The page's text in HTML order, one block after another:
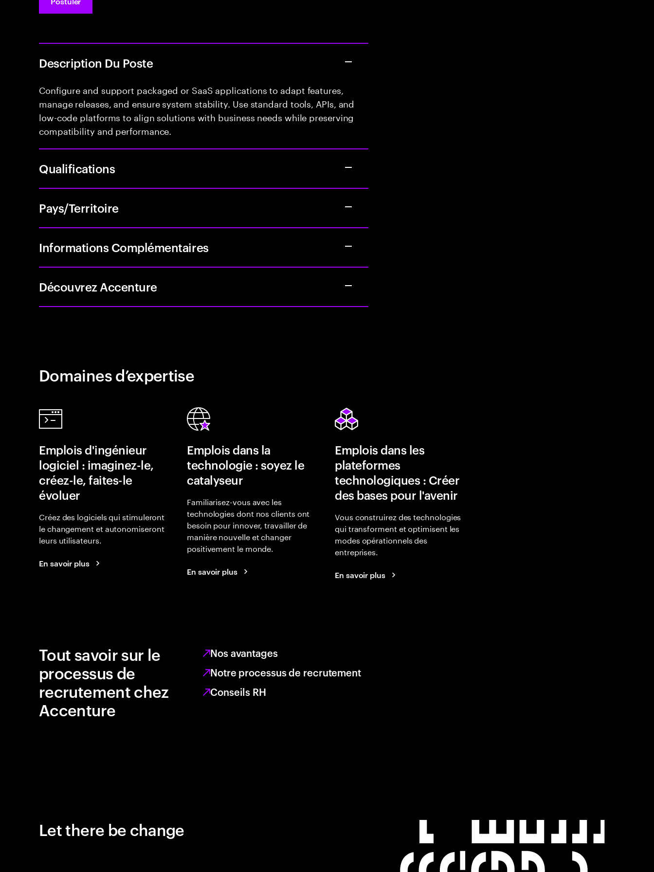
Description Du Poste
Configure and support packaged or SaaS applications to adapt features,
manage releases, and ensure system stability. Use standard tools, APIs, and
low-code platforms to align solutions with business needs while preserving
compatibility and performance.
Qualifications
Pays/Territoire
Informations Complémentaires
Découvrez Accenture
Domaines d’expertise
Emplois d'ingénieur
logiciel : imaginez-le,
créez-le, faites-le
évoluer
Créez des logiciels qui stimuleront
le changement et autonomiseront
leurs utilisateurs.
En savoir plus
Emplois dans la
technologie : soyez le
catalyseur
Familiarisez-vous avec les
technologies dont nos clients ont
besoin pour innover, travailler de
manière nouvelle et changer
positivement le monde.
En savoir plus
Emplois dans les
plateformes
technologiques : Créer
des bases pour l'avenir
Vous construirez des technologies
qui transforment et optimisent les
modes opérationnels des
entreprises.
En savoir plus
Tout savoir sur le
processus de
recrutement chez
Accenture
Nos avantages
Notre processus de recrutement
Conseils RH
Let there be change